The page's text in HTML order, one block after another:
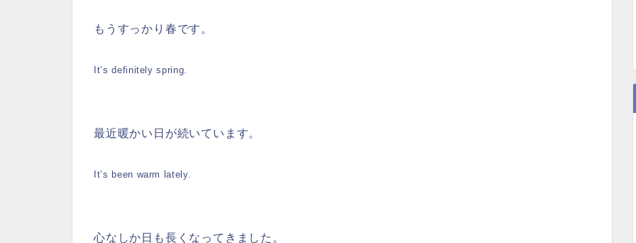
もうすっかり春です。
It’s definitely spring.
最近暖かい日が続いています。
It’s been warm lately.
心なしか日も長くなってきました。